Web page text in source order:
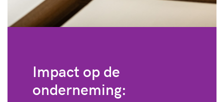
Impact op de
onderneming: